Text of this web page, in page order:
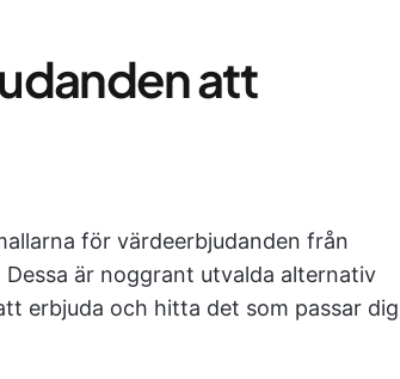
att
för värdeerbjudanden från
är noggrant utvalda alternativ
erbjuda och hitta det som passar dig